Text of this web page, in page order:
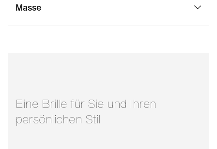
Masse
Eine Brille für Sie und Ihren
persönlichen Stil